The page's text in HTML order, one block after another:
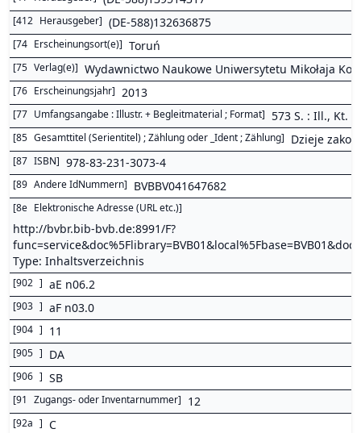
[412 Herausgeber] (DE-588)132636875
[74 Erscheinungsort(e)] Toruń
[75 Verlag(e)] Wydawnictwo Naukowe Uniwersytetu Mikołaja
[76 Erscheinungsjahr] 2013
[77 Umfangsangabe : Illustr. + Begleitmaterial ; Format] 573 S. : Ill., Kt.
[85 Gesamttitel (Serientitel) ; Zählung oder _Ident ; Zählung] Dzieje
[87 ISBN] 978-83-231-3073-4
[89 Andere IdNummern] BVBBV041647682
[8e Elektronische Adresse (URL etc.)]
http://bvbr.bib-bvb.de:8991/F?
Type: Inhaltsverzeichnis
[902 ] aE n06.2
[903 ] aF n03.0
[904 ] 11
[905 ] DA
[906 ] SB
[91 Zugangs- oder Inventarnummer] 12
[92a ] C